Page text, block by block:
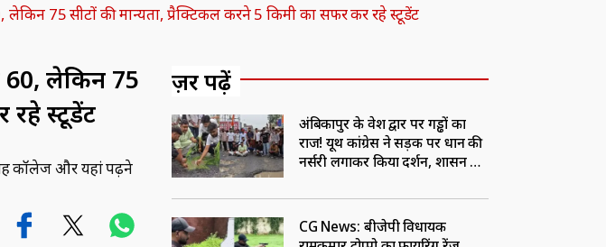
75 सीटों की मान्यता, प्रैक्टिकल करने 5 किमी का सफर कर रहे स्टूडेंट
लेकिन 75
रहे स्टूडेंट
कॉलेज और यहां पढ़ने
ज़रूर पढ़ें
अंबिकापुर के प्रवेश द्वार पर गड्ढों का
राज! यूथ कांग्रेस ने सड़क पर धान की
नर्सरी लगाकर किया प्रदर्शन, प्रशासन के
CG News: बीजेपी विधायक